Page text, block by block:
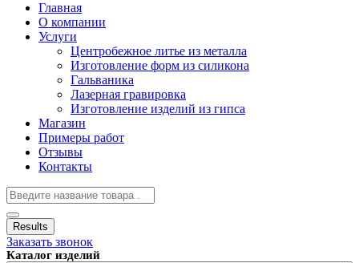
Главная
О компании
Услуги
Центробежное литье из металла
Изготовление форм из силикона
Гальваника
Лазерная гравировка
Изготовление изделий из гипса
Магазин
Примеры работ
Отзывы
Контакты
Results
Заказать звонок
Каталог изделий